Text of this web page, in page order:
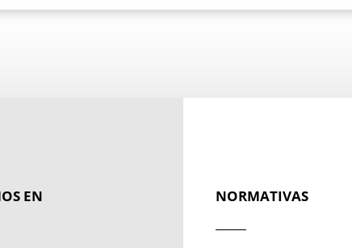
EN NORMATIVAS